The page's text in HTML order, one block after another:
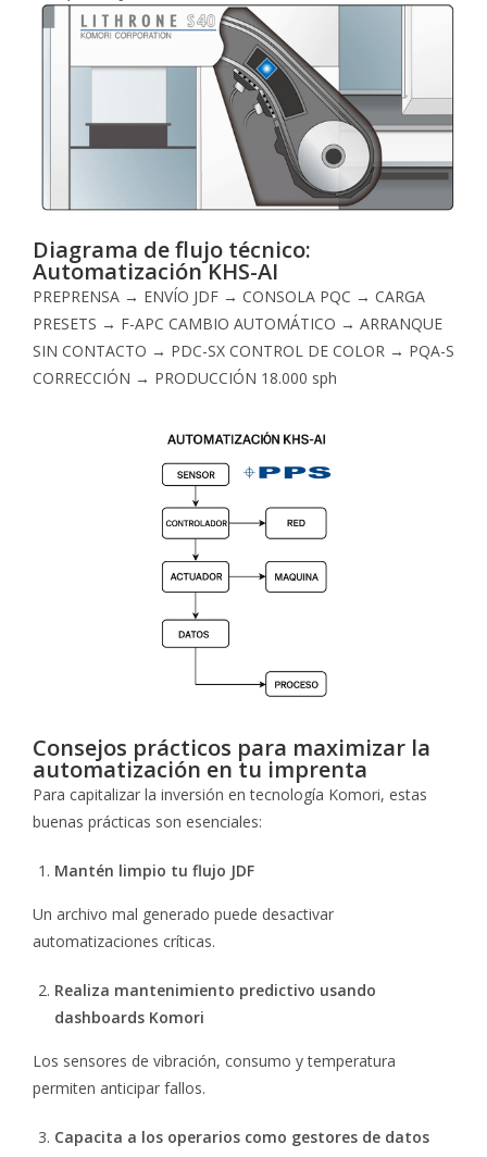
Diagrama de flujo técnico:
Automatización KHS-AI
PREPRENSA → ENVÍO JDF → CONSOLA PQC → CARGA
PRESETS → F-APC CAMBIO AUTOMÁTICO → ARRANQUE
SIN CONTACTO → PDC-SX CONTROL DE COLOR → PQA-S
CORRECCIÓN → PRODUCCIÓN 18.000 sph
Consejos prácticos para maximizar la
automatización en tu imprenta
Para capitalizar la inversión en tecnología Komori, estas
buenas prácticas son esenciales:
Mantén limpio tu flujo JDF
Un archivo mal generado puede desactivar
automatizaciones críticas.
Realiza mantenimiento predictivo usando
dashboards Komori
Los sensores de vibración, consumo y temperatura
permiten anticipar fallos.
Capacita a los operarios como gestores de datos